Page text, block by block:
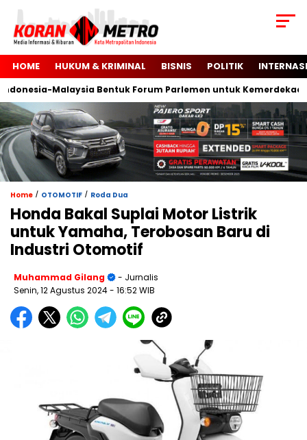
HOME HUKUM & KRIMINAL BISNIS POLITIK
Malaysia Bentuk Forum Parlemen untuk Kemerdekaan
Home / OTOMOTIF / Roda Dua
Honda Bakal Suplai Motor Listrik
untuk Yamaha, Terobosan Baru di
Industri Otomotif
Muhammad Gilang
- Jurnalis
Senin, 12 Agustus 2024- 16:52 WIB